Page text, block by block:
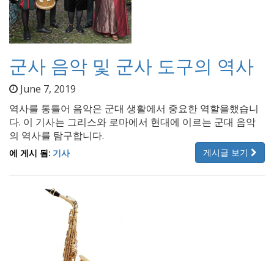
군사 음악 및 군사 도구의 역사
June 7, 2019
역사를 통틀어 음악은 군대 생활에서 중요한 역할을했습니
다. 이 기사는 그리스와 로마에서 현대에 이르는 군대 음악
의 역사를 탐구합니다.
게시글 보기
에 게시 됨: 기사